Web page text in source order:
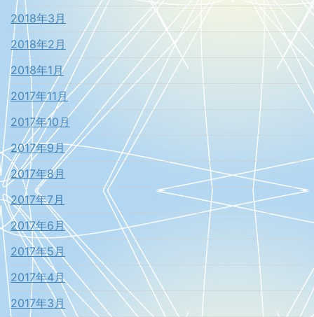
2018年3月
2018年2月
2018年1月
2017年11月
2017年10月
2017年9月
2017年8月
2017年7月
2017年6月
2017年5月
2017年4月
2017年3月